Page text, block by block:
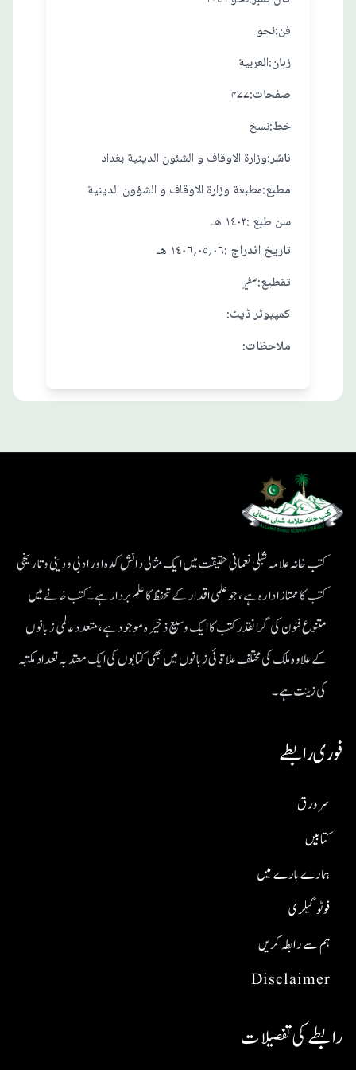
نحو:فن
العربية :زبان
۴۷۷ :صفحات
نسخ:خط
وزارة الاوقاف و الشئون الدينية بغداد:ناشر
مطبعة وزارة الاوقاف و الشؤون الدينية :مطبع
١٤٠٣ هـ : سن طبع
٠٦؍٠٥؍١٤٠٦ هـ : تاريخ اندراج
صغير :تقطيع
:کمپیوٹر ڈیٹ
:ملاحظات
کتب خانہ علامہ شبلی نعمانی حقیقت میں ایک مثالی دانش کدہ اور ادبی ودینی و تاریخی
کتب کا ممتاز ادارہ ہے، جو علمی اقدار کے تحفظ کا علم بردار ہے۔کتب خانے میں
متنوع فنون کی گرانقدر کتب کا ایک وسیع ذخیرہ موجود ہے، متعدد عالمی زبانوں
کے علاوہ ملک کی مختلف علاقائی زبانوں میں بھی کتابوں کی ایک معتد بہ تعداد مکتبہ
کی زینت ہے۔
فوری رابطے
Disclaimer
ہم سے رابطہ کریں
فوٹو گیلری
ہمارے بارے میں
کتابیں
سر ورق
رابطے کی تفصیلات